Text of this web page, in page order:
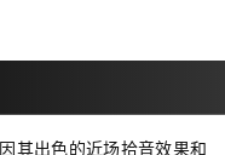
其出色的近场拾音效果和